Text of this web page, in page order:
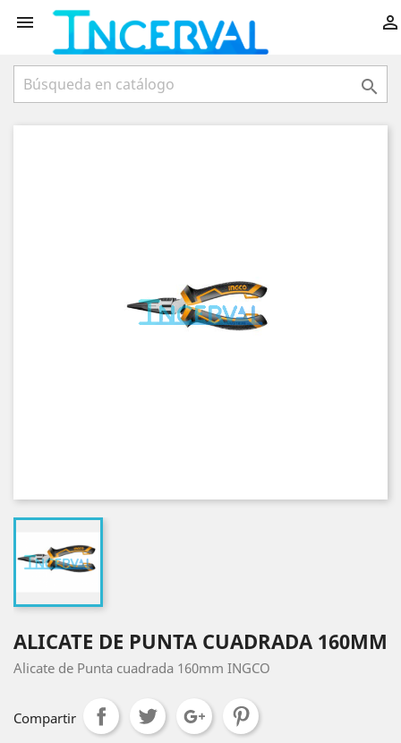
 

ALICATE DE PUNTA CUADRADA 160MM
Alicate de Punta cuadrada 160mm INGCO
Compartir